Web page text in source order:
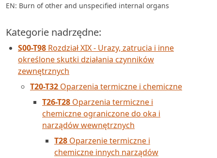
EN: Burn of other and unspecified internal organs
Kategorie nadrzędne:
S00-T98 Rozdział XIX - Urazy, zatrucia i inne
określone skutki działania czynników
zewnętrznych
T20-T32 Oparzenia termiczne i chemiczne
T26-T28 Oparzenia termiczne i
chemiczne ograniczone do oka i
narządów wewnętrznych
T28 Oparzenie termiczne i
chemiczne innych narządów